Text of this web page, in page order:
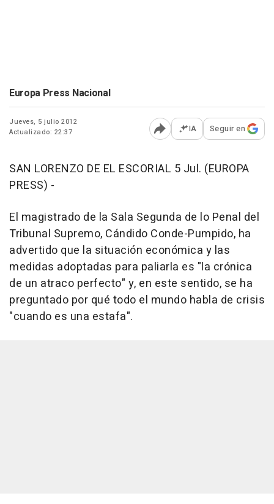
Europa Press Nacional
Jueves, 5 julio 2012
Actualizado: 22:37
Abrir opciones para
IA Seguir en
SAN LORENZO DE EL ESCORIAL 5 Jul. (EUROPA
PRESS) -
El magistrado de la Sala Segunda de lo Penal del
Tribunal Supremo, Cándido Conde-Pumpido, ha
advertido que la situación económica y las
medidas adoptadas para paliarla es "la crónica
de un atraco perfecto" y, en este sentido, se ha
preguntado por qué todo el mundo habla de crisis
"cuando es una estafa".